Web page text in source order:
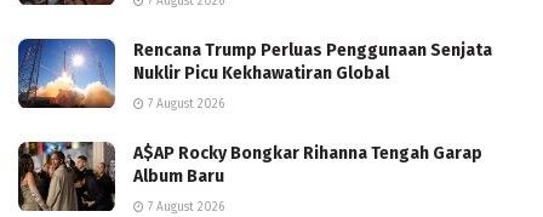
Rencana Trump Perluas Penggunaan Senjata
Nuklir Picu Kekhawatiran Global
7 August 2026
A$AP Rocky Bongkar Rihanna Tengah Garap
Album Baru
7 August 2026